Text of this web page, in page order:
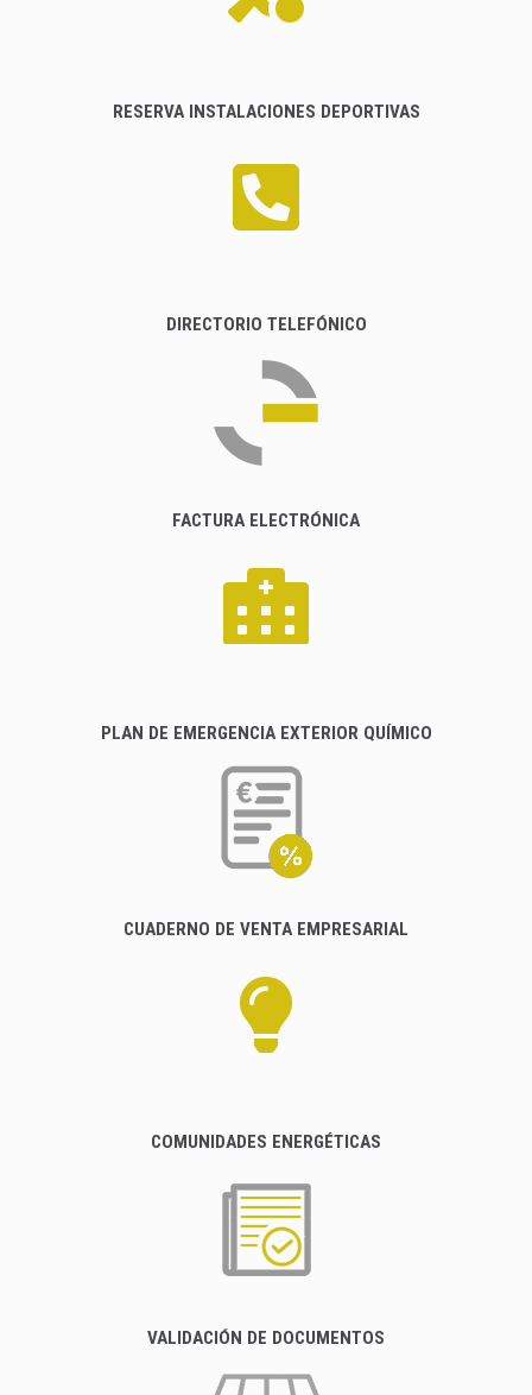
RESERVA INSTALACIONES DEPORTIVAS
DIRECTORIO TELEFÓNICO
FACTURA ELECTRÓNICA
PLAN DE EMERGENCIA EXTERIOR QUÍMICO
CUADERNO DE VENTA EMPRESARIAL
COMUNIDADES ENERGÉTICAS
VALIDACIÓN DE DOCUMENTOS